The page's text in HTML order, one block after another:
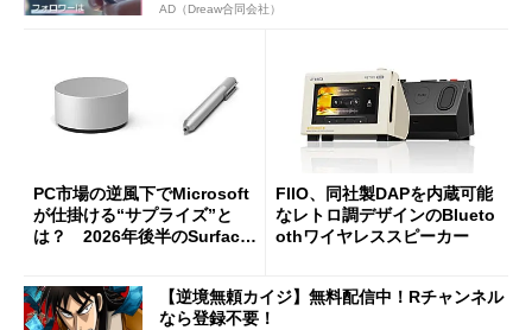
AD（Dreaw合同会社）
PC市場の逆風下でMicrosoft
が仕掛ける“サプライズ”と
は？ 2026年後半のSurface
FIIO、同社製DAPを内蔵可能
なレトロ調デザインのBlueto
othワイヤレススピーカー
【逆境無頼カイジ】無料配信中！Rチャンネル
なら登録不要！